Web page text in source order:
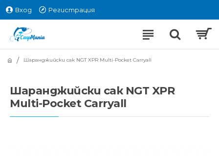
Вход Регистрация
Шаранджийски сак NGT XPR Multi-Pocket Carryall
Шаранджийски сак NGT XPR
Multi-Pocket Carryall